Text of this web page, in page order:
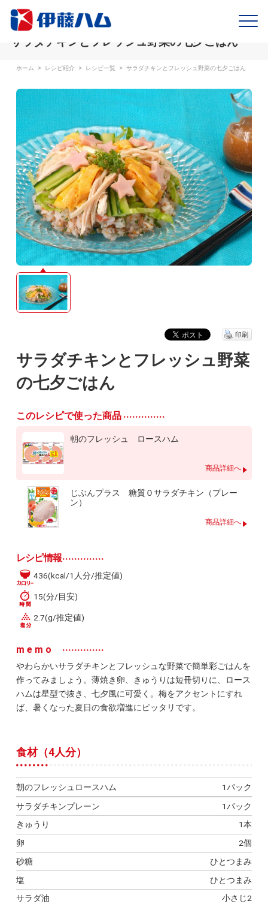
サラダチキンとフレッシュ野菜の七夕ごはん
ホーム > レシピ紹介 > レシピ一覧 > サラダチキンとフレッシュ野菜の七夕ごはん
サラダチキンとフレッシュ野菜
の七夕ごはん
印刷
このレシピで使った商品
朝のフレッシュ ロースハム
商品詳細へ
じぶんプラス 糖質０サラダチキン（プレー
ン）
商品詳細へ
レシピ情報
436(kcal/1人分/推定値)
15(分/目安)
2.7(g/推定値)
memo
やわらかいサラダチキンとフレッシュな野菜で簡単彩ごはんを
作ってみましょう。薄焼き卵、きゅうりは短冊切りに、ロース
ハムは星型で抜き、七夕風に可愛く。梅をアクセントにすれ
ば、暑くなった夏日の食欲増進にピッタリです。
食材（4人分）
朝のフレッシュロースハム
1パック
サラダチキンプレーン
1パック
きゅうり
1本
卵
2個
砂糖
ひとつまみ
塩
ひとつまみ
サラダ油
小さじ2